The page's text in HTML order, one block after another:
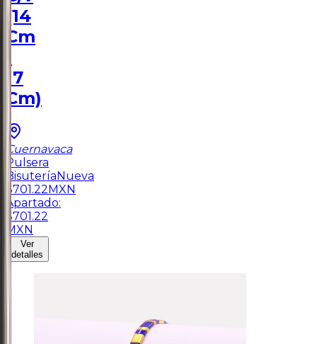
(14
Cm
17
Cm)
Cuernavaca
Pulsera
BisuteríaNueva
$701.22MXN
Apartado:
$701.22
MXN
Ver
detalles